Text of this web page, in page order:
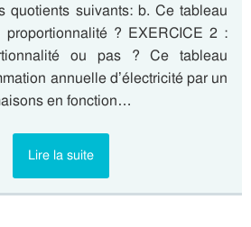
quotients suivants: b. Ce tableau
? EXERCICE 2 :
ou pas ? Ce tableau
annuelle d’électricité par un
en fonction…
Lire la suite